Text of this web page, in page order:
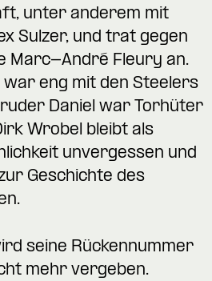
unter anderem mit
Sulzer, und trat gegen
Marc-André Fleury an.
war eng mit den Steelers
Daniel war Torhüter
Wrobel bleibt als
unvergessen und
Geschichte des
seine Rückennummer
mehr vergeben.